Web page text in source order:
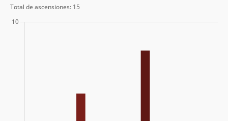
Total de ascensiones: 15